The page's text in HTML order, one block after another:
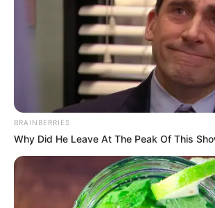
BRAINBERRIES
Why Did He Leave At The Peak Of This